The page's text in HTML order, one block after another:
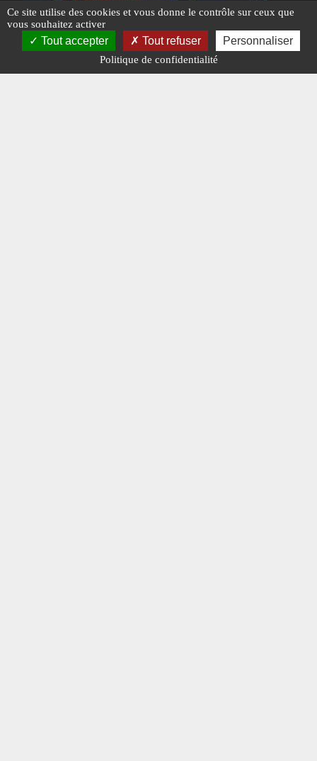
Ce site utilise des cookies et vous donne le contrôle sur ceux que
vous souhaitez activer
Tout accepter Tout refuser Personnaliser
Politique de confidentialité